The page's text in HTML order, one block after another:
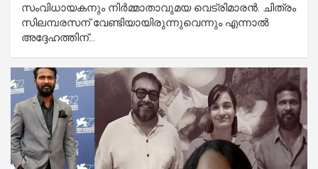
സംവിധായകനും നിർമ്മാതാവുമയ വെട്രിമാരൻ. ചിത്രം
സിലമ്പരസന് വേണ്ടിയായിരുന്നുവെന്നും എന്നാൽ
അദ്ദേഹത്തിന്…